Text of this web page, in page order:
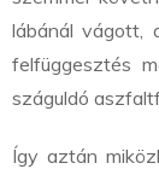
lábánál vágott,
felfüggesztés
száguldó
Így aztán